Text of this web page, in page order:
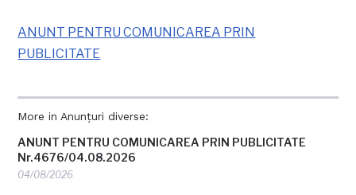
More in Anunțuri diverse:
ANUNT PENTRU COMUNICAREA PRIN PUBLICITATE
Nr.4676/04.08.2026
04/08/2026
ANUNT PENTRU COMUNICAREA PRIN
PUBLICITATE